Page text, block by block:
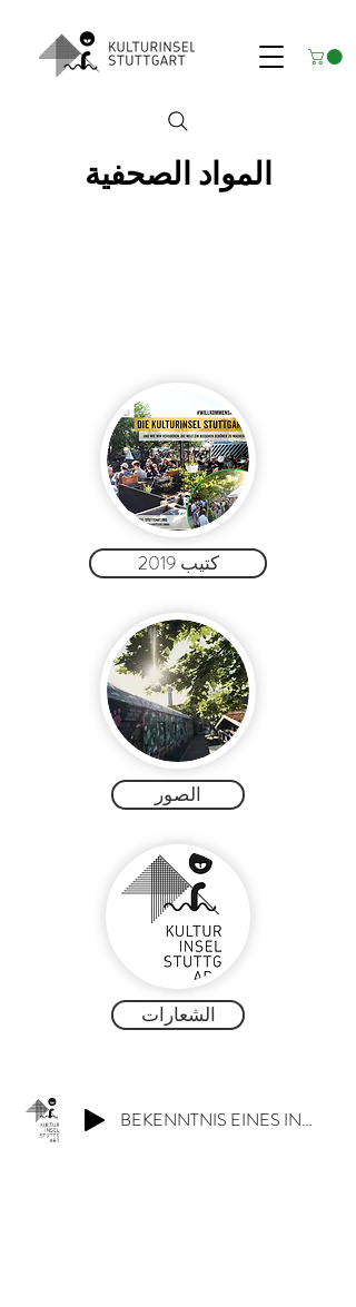
المواد الصحفية
2019 كتيب
الصور
الشعارات
BEKENNTNIS EINES INSULANERS (Spoken Word by Ramon Schmid 3:03)